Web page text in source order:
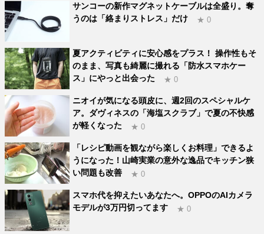
サンコーの新作マグネットケーブルは全盛り。奪
うのは「絡まりストレス」だけ
★ 0
夏アクティビティに安心感をプラス！ 操作性もそ
のまま、写真も綺麗に撮れる「防水スマホケー
ス」にやっと出会った
★ 0
ニオイが気になる頭皮に、週2回のスペシャルケ
ア。ダヴィネスの「海塩スクラブ」で夏の不快感
が軽くなった
★ 0
「レシピ動画を観ながら楽しくお料理」できるよ
うになった！山崎実業の意外な逸品でキッチン狭
い問題も改善
★ 0
スマホ代を抑えたいあなたへ。OPPOのAIカメラ
モデルが3万円切ってます
★ 0